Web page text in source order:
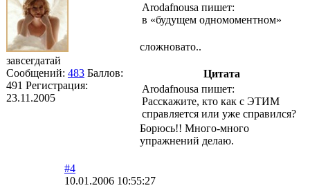
завсегдатай
Сообщений: 483 Баллов:
491 Регистрация:
23.11.2005
Arodafnousa пишет:
в «будущем одномоментном»
сложновато..
Цитата
Arodafnousa пишет:
Расскажите, кто как с ЭТИМ
справляется или уже справился?
Борюсь!! Много-много
упражнений делаю.
#4
10.01.2006 10:55:27